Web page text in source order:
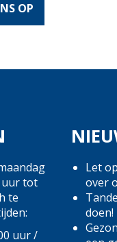
OP
uur tot
te
uur /
Let
over
doen!